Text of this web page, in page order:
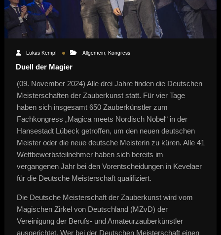
Lukas Kempf Allgemein, Kongress
Duell der Magier
(09. November 2024) Alle drei Jahre finden die Deutschen
Meisterschaften der Zauberkunst statt. Für vier Tage
haben sich insgesamt 650 Zauberkünstler zum
Fachkongress „Magica meets Nordisch Nobel“ in der
Hansestadt Lübeck getroffen, um den neuen deutschen
Meister oder die neue deutsche Meisterin zu küren. Alle 41
Wettbewerbsteilnehmer haben sich bereits im
vergangenen Jahr bei den Vorentscheidungen in Kevelaer
für die Deutsche Meisterschaft qualifiziert.
Die Deutsche Meisterschaft der Zauberkunst wird vom
Magischen Zirkel von Deutschland (MZvD) der
Vereinigung der Berufs- und Amateurzauberkünstler
ausgerichtet. Wer bei der Deutschen Meisterschaft einen